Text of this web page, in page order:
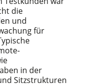
die
und
für
in der
Sitzstrukturen